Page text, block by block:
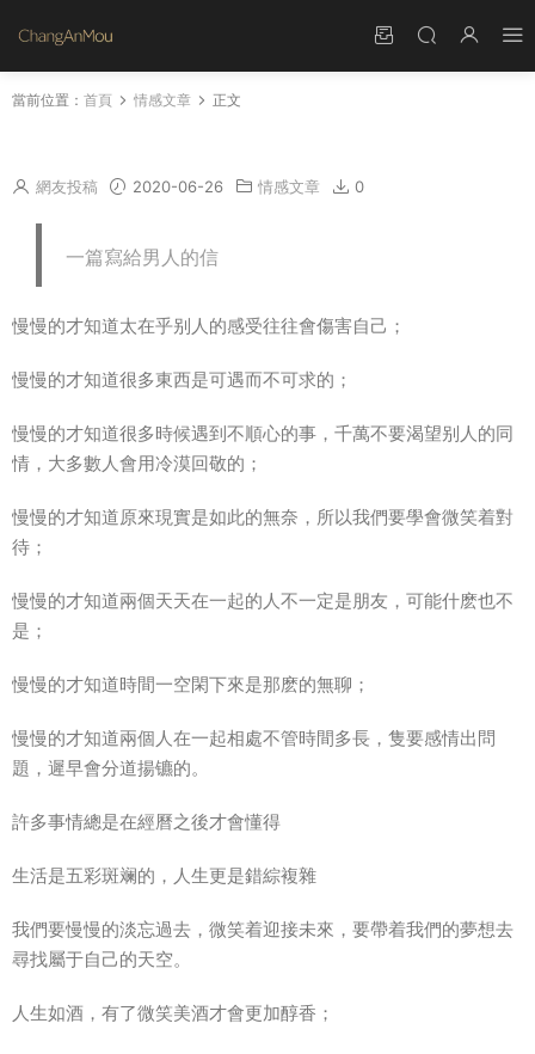
當前位置： 首頁 情感文章 正文
網友投稿 2020-06-26 情感文章 0
一篇寫給男人的信
慢慢的才知道太在乎别人的感受往往會傷害自己；
慢慢的才知道很多東西是可遇而不可求的；
慢慢的才知道很多時候遇到不順心的事，千萬不要渴望别人的同
情，大多數人會用冷漠回敬的；
慢慢的才知道原來現實是如此的無奈，所以我們要學會微笑着對
待；
慢慢的才知道兩個天天在一起的人不一定是朋友，可能什麽也不
是；
慢慢的才知道時間一空閑下來是那麽的無聊；
慢慢的才知道兩個人在一起相處不管時間多長，隻要感情出問
題，遲早會分道揚镳的。
許多事情總是在經曆之後才會懂得
生活是五彩斑斓的，人生更是錯綜複雜
我們要慢慢的淡忘過去，微笑着迎接未來，要帶着我們的夢想去
尋找屬于自己的天空。
人生如酒，有了微笑美酒才會更加醇香；